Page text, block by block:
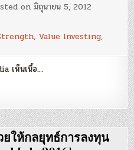
onมิถุนายน 5, 2012
, Value Investing,
เห็นเนื้อ…
ให้กลยุทธ์การลงทุน